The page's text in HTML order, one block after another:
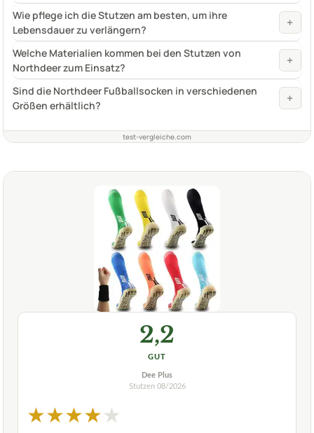
Wie pflege ich die Stutzen am besten, um ihre
Lebensdauer zu verlängern?
+
Welche Materialien kommen bei den Stutzen von
Northdeer zum Einsatz?
+
Sind die Northdeer Fußballsocken in verschiedenen
Größen erhältlich?
+
test-vergleiche.com
2,2
GUT
Dee Plus
Stutzen 08/2026
★★★★★